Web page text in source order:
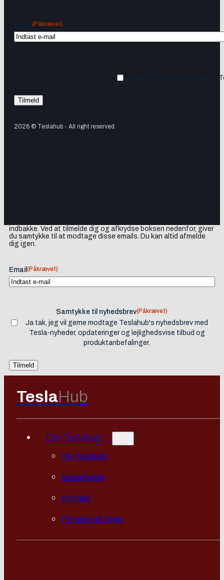
(Påkrævet)
Ja tak, jeg vil gerne modtage
2026 © Teslahub - All right reserved.
indbakke. Ved at tilmelde dig og afkrydse boksen nedenfor, giver
du samtykke til at modtage disse emails. Du kan altid afmelde
dig igen.
Email (Påkrævet)
Samtykke til nyhedsbrev(Påkrævet)
Ja tak, jeg vil gerne modtage Teslahub's nyhedsbrev med
Tesla-nyheder, opdateringer og lejlighedsvise tilbud og
produktanbefalinger.
TeslaHub
Om Teslahub
Om Teslahub
Samarbejde
Kontakt
Få rabat på Tesla